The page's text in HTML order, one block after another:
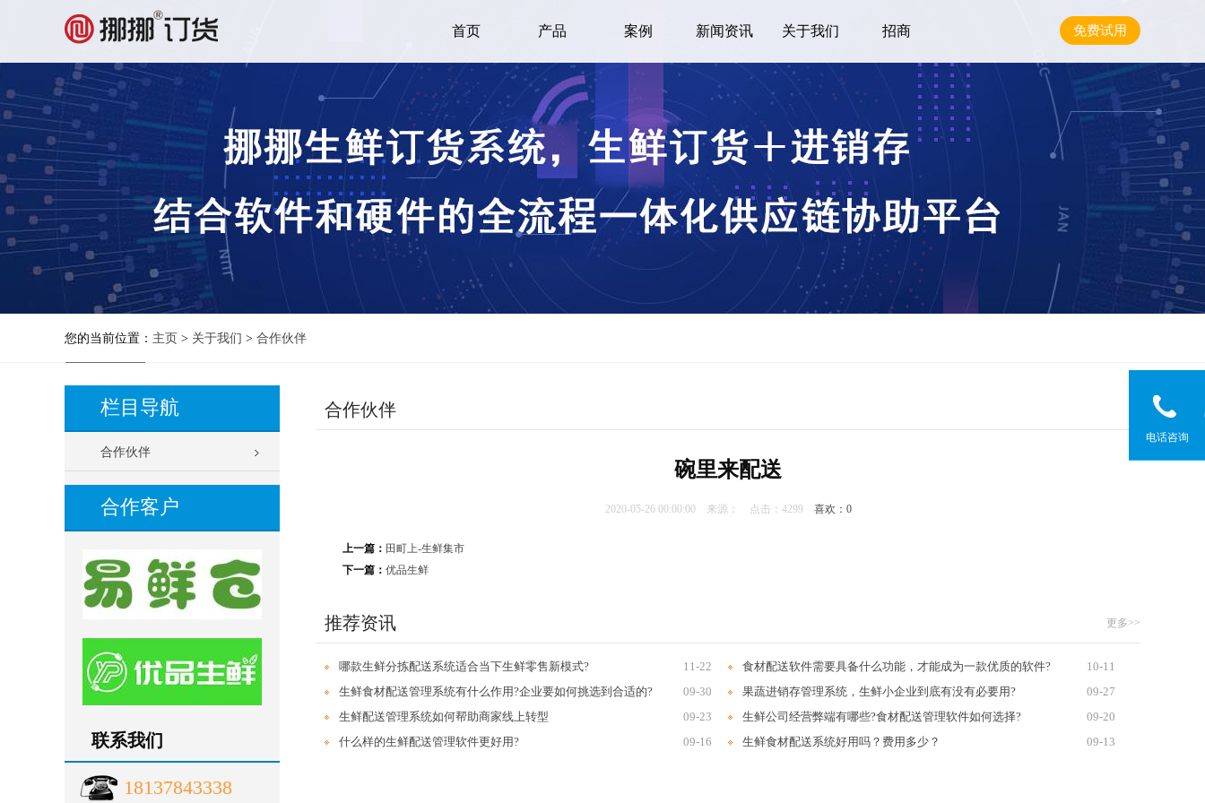
首页 产品 案例 新闻资讯 关于我们 招商 免费试用
您的当前位置： 主页 > 关于我们 > 合作伙伴
栏目导航
合作伙伴
合作客户
联系我们
18137843338
合作伙伴
碗里来配送
2020-05-26 00:00:00 来源： 点击：4299 喜欢： 0
上一篇： 田町上-生鲜集市
下一篇： 优品生鲜
推荐资讯 更多>>
11-22
哪款生鲜分拣配送系统适合当下生鲜零售新模式? 10-11
食材配送软件需要具备什么功能，才能成为一款优质的软件?
09-30
生鲜食材配送管理系统有什么作用?企业要如何挑选到合适的? 09-27
果蔬进销存管理系统，生鲜小企业到底有没有必要用?
09-23
生鲜配送管理系统如何帮助商家线上转型 09-20
生鲜公司经营弊端有哪些?食材配送管理软件如何选择?
09-16
什么样的生鲜配送管理软件更好用? 09-13
生鲜食材配送系统好用吗？费用多少？
电话咨询